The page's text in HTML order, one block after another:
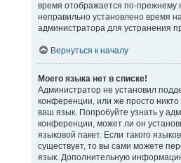
время отображается по-прежнему
неправильно установлено время
администратора для устранения
Вернуться к началу
Моего языка нет в списке!
Администратор не установил
конференции, или же просто
ваш язык. Попробуйте узнать у
конференции, может ли он
языковой пакет. Если такого
существует, то вы сами можете
язык. Дополнительную